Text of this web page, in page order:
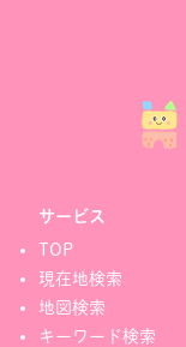
サービス
TOP
現在地検索
地図検索
キーワード検索